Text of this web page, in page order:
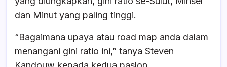
dan Minut yang paling tinggi.
“Bagaimana upaya atau road map anda dalam
menangani gini ratio ini,” tanya Steven